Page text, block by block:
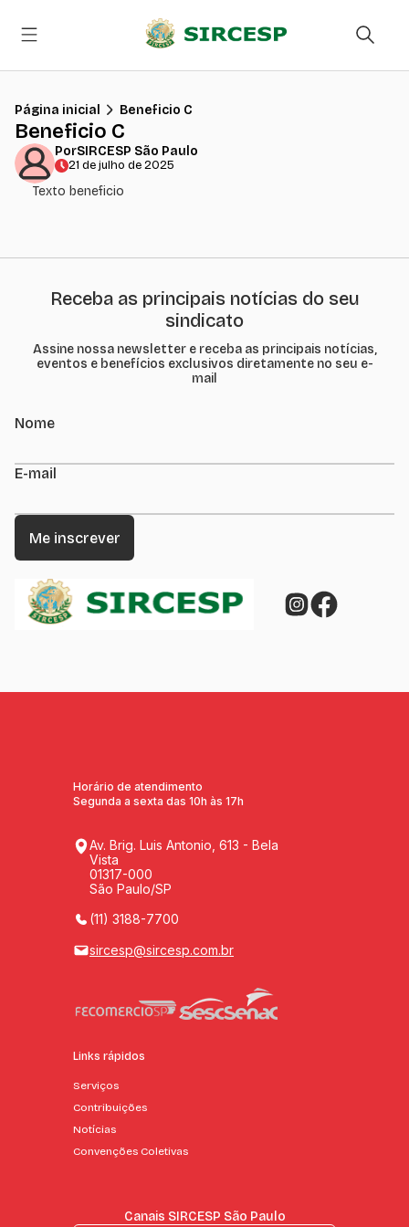
Página inicial Beneficio C
Beneficio C
PorSIRCESP São Paulo
21 de julho de 2025
Texto beneficio
Receba as principais notícias do seu
sindicato
Assine nossa newsletter e receba as principais notícias,
eventos e benefícios exclusivos diretamente no seu e-
mail
Nome
E-mail
Horário de atendimento
Segunda a sexta das 10h às 17h
Av. Brig. Luis Antonio, 613 - Bela
Vista
01317-000
São Paulo/SP
(11) 3188-7700
sircesp@sircesp.com.br
Links rápidos
Serviços
Contribuições
Notícias
Convenções Coletivas
Canais SIRCESP São Paulo